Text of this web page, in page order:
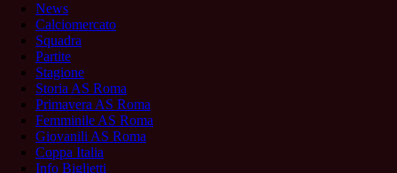
News
Calciomercato
Squadra
Partite
Stagione
Storia AS Roma
Primavera AS Roma
Femminile AS Roma
Giovanili AS Roma
Coppa Italia
Info Biglietti